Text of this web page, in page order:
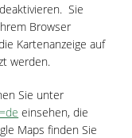
Sie
Browser
Kartenanzeige auf
werden.
Sie unter
einsehen, die
Maps finden Sie